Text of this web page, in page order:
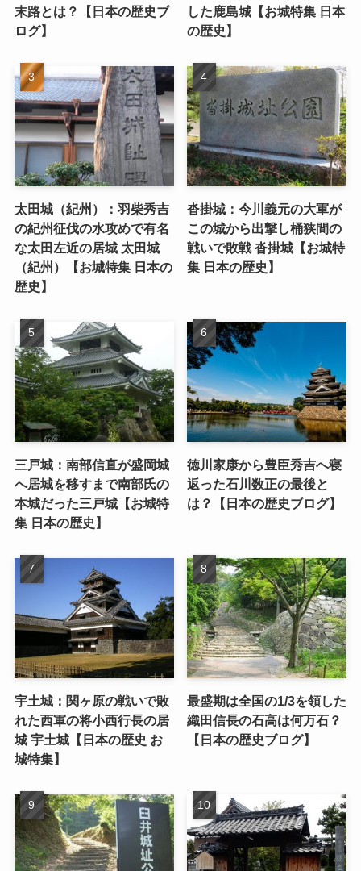
末路とは？【日本の歴史ブ
ログ】
した鹿島城【お城特集 日本
の歴史】
太田城（紀州）：羽柴秀吉
の紀州征伐の水攻めで有名
な太田左近の居城 太田城
（紀州）【お城特集 日本の
歴史】
沓掛城：今川義元の大軍が
この城から出撃し桶狭間の
戦いで敗戦 沓掛城【お城特
集 日本の歴史】
三戸城：南部信直が盛岡城
へ居城を移すまで南部氏の
本城だった三戸城【お城特
集 日本の歴史】
徳川家康から豊臣秀吉へ寝
返った石川数正の最後と
は？【日本の歴史ブログ】
宇土城：関ヶ原の戦いで敗
れた西軍の将小西行長の居
城 宇土城【日本の歴史 お
城特集】
最盛期は全国の1/3を領した
織田信長の石高は何万石？
【日本の歴史ブログ】